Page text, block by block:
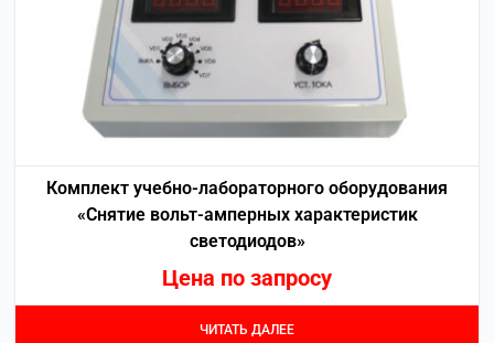
Комплект учебно-лабораторного оборудования
«Снятие вольт-амперных характеристик
светодиодов»
Цена по запросу
ЧИТАТЬ ДАЛЕЕ